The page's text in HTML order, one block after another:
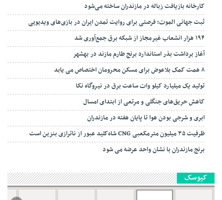
کارخانه بازیافت زباله در مازندران ساخته می‌شود
ثبت جهانی الموت؛ فرصتی برای روایت تمدن ایران در بازی‌های ویدیویی
۱۹۴ هزار انشعاب غیرمجاز از شبکه برق جمع‌آوری شد
آغاز برداشت بذر استاندارد برنج طارم مازند در بهشهر
۸ همت کمک بلاعوض برای مسکن محرومان اختصاص می یابد
تولید یک میلیارد کیلو وات ساعت برق در نیروگاه نکا
کاهش حریق‌های جنگلی و مرتعی از ابتدای امسال
ابری و شرجی بودن هوا تا پایان هفته در مازندران
ظرفیت ۳۵ میلیون مترمکعبی CNG شاه‌کلید عبور از ناترازی بنزین است
برنج مازندران با نشان واحد عرضه می شود
کیوسک